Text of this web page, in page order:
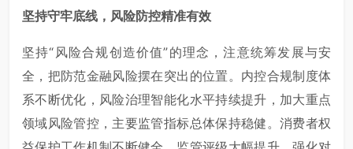
坚持守牢底线，风险防控精准有效
坚持“风险合规创造价值”的理念，注意统筹发展与安
全，把防范金融风险摆在突出的位置。内控合规制度体
系不断优化，风险治理智能化水平持续提升，加大重点
领域风险管控，主要监管指标总体保持稳健。消费者权